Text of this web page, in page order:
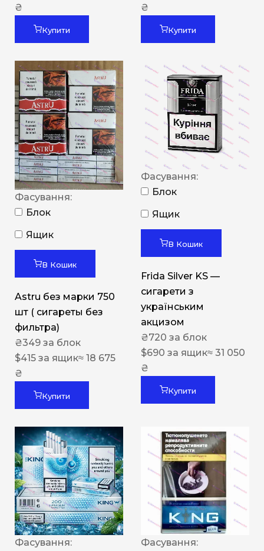
₴
Купити
₴
Купити
Фасування:
Блок
Ящик
В Кошик
Astru без марки 750
шт ( сигареты без
фильтра)
₴349 за блок
$415 за ящик≈ 18 675
₴
Купити
Фасування:
Блок
Ящик
В Кошик
Frida Silver KS —
сигарети з
українським
акцизом
₴720 за блок
$690 за ящик≈ 31 050
₴
Купити
Фасування:
Фасування: